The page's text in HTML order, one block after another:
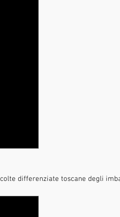
differenziate toscane degli